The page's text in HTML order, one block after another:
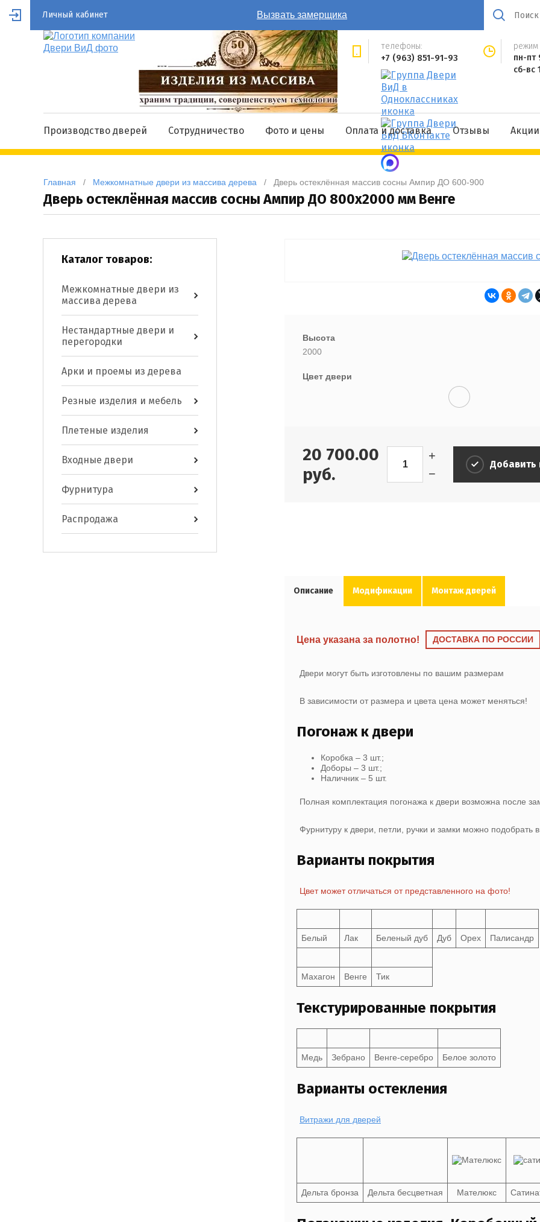
Личный кабинет Вызвать замерщика
телефоны:
+7 (963) 851-91-93
режим
пн-пт
сб-вс
Производство дверей Сотрудничество Фото и цены Оплата и доставка Отзывы Акции
Главная
   /
Межкомнатные двери из массива дерева
   /
Дверь остеклённая массив сосны Ампир ДО 600-900
Дверь остеклённая массив сосны Ампир ДО 800x2000 мм Венге
Каталог товаров:
Межкомнатные двери из
массива дерева
Нестандартные двери и
перегородки
Арки и проемы из дерева
Резные изделия и мебель
Плетеные изделия
Входные двери
Фурнитура
Распродажа
Высота
2000
Цвет двери
20 700.00
руб.
−
+
Добавить
Описание Модификации Монтаж дверей
Цена указана за полотно! ДОСТАВКА ПО РОССИИ
Двери могут быть изготовлены по вашим размерам
В зависимости от размера и цвета цена может меняться!
Погонаж к двери
Коробка – 3 шт.;
Доборы – 3 шт.;
Наличник – 5 шт.
Полная комплектация погонажа к двери возможна после
Фурнитуру к двери, петли, ручки и замки можно подобрать
Варианты покрытия
Цвет может отличаться от представленного на фото!
Белый Лак Беленый дуб Дуб Орех Палисандр
Махагон Венге Тик
Текстурированные покрытия
Медь Зебрано Венге-серебро Белое золото
Варианты остекления
Витражи для дверей
Дельта бронза Дельта бесцветная Мателюкс